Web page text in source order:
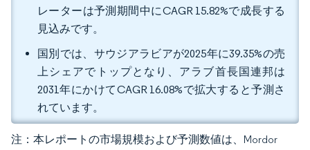
レーターは予測期間中にCAGR 15.82%で成長する
見込みです。
国別では、サウジアラビアが2025年に39.35%の売
上シェアでトップとなり、アラブ首長国連邦は
2031年にかけてCAGR 16.08%で拡大すると予測さ
れています。
注：本レポートの市場規模および予測数値は、Mordor